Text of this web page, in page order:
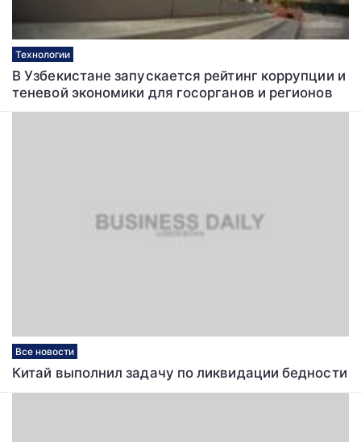
Технологии
В Узбекистане запускается рейтинг коррупции и
теневой экономики для госорганов и регионов
Все новости
Китай выполнил задачу по ликвидации бедности